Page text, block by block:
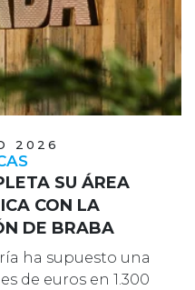
2026
SU ÁREA
CON LA
DE BRABA
ha supuesto una
de euros en 1.300